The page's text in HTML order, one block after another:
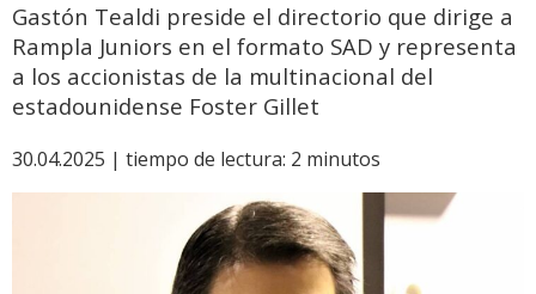
Gastón Tealdi preside el directorio que dirige a
Rampla Juniors en el formato SAD y representa
a los accionistas de la multinacional del
estadounidense Foster Gillet
30.04.2025 | tiempo de lectura: 2 minutos